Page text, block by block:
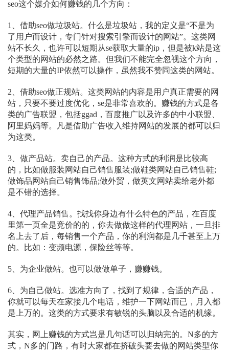
seo这个媒介如何赚钱的几个方向：
1、借助seo做垃圾站。什么是垃圾站，我的定义是“不是为
了用户而设计，专门针对搜索引擎而设计的网站”。这类网
站不长久，也许可以短期从se获取大量的ip，但是被k站是这
个类型的网站的必然之路。但我们不能完全忽视这个方向，
短期的大量的IP依然可以操作，虽然我不赞同这类的网站。
2、借助seo做正规站。这类网站的内容是用户真正需要的网
站，只要不要过度优化，se是非常喜欢的。赚钱的方式是各
类的广告联盟，包括ggad，百度推广以及许多的中小联盟、
阿里妈妈等。凡是借助广告收入维持网站的发展的都可以归
为这类。
3、做产品站。卖自己的产品。这种方式的利润是比较高
的，比如做服装网站自己销售服装;做鞋类网站自己销售鞋;
做饰品网站自己销售饰品;做外贸，做英文网站卖给老外都
是不错的选择。
4、代理产品销售。找找你身边有什么特色的产品，在百度
里第一页全是竞价的的，你去做做这样的代理网站，一旦排
名上去了后，每销售一个产品，你的利润都是几千甚至上万
的。比如：变频电源，保险丝等等。
5、为企业做站。也可以做做单子，赚赚钱。
6、为自己做站。选准方向了，找到了规律，合适的产品，
你就可以每天在家接几个电话，维护一下网站而已，月入都
是上万的。这类的方式要求有敏锐的头脑以及合适的机缘。
其实，网上赚钱的方式岂是几句话可以归纳完的。N多的方
式，N多的门路，有时大家都在挤破头要去做的网站类型你